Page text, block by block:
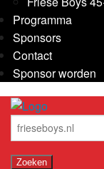
Programma
Sponsors
Contact
Sponsor worden